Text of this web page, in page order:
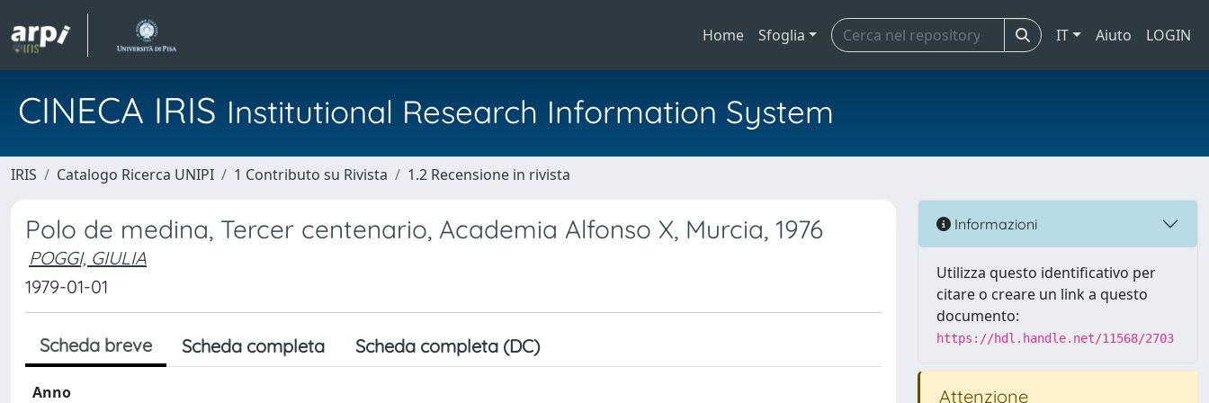
Home Sfoglia IT Aiuto LOGIN
CINECA IRIS Institutional Research Information System
IRIS Catalogo Ricerca UNIPI 1 Contributo su Rivista 1.2 Recensione in rivista
Polo de medina, Tercer centenario, Academia Alfonso X, Murcia, 1976
POGGI, GIULIA
1979-01-01
Scheda breve Scheda completa Scheda completa (DC)
Anno
Informazioni
Utilizza questo identificativo per
citare o creare un link a questo
documento:
https://hdl.handle.net/11568/2703
Attenzione